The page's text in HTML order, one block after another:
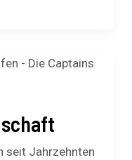
seit Jahrzehnten